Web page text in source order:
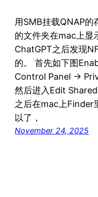
用SMB挂载QNAP的
的文件夹在mac上显
ChatGPT之后发现
的。 首先如下图
Control Panel ->
然后进入Edit
之后在mac上
以了，
November 24, 2025